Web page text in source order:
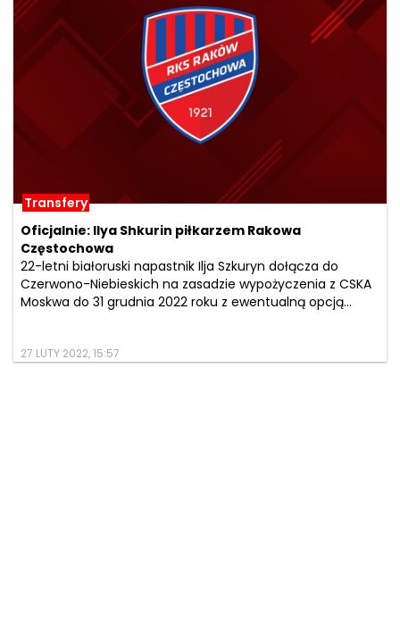
Transfery
Oficjalnie: Ilya Shkurin piłkarzem Rakowa
Częstochowa
22-letni białoruski napastnik Ilja Szkuryn dołącza do
Czerwono-Niebieskich na zasadzie wypożyczenia z CSKA
Moskwa do 31 grudnia 2022 roku z ewentualną opcją...
27 LUTY 2022, 15:57